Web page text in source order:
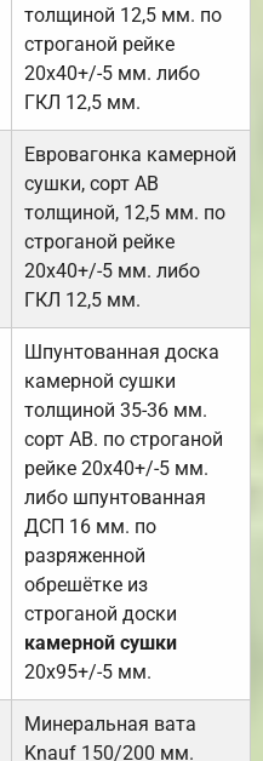
толщиной 12,5 мм. по
строганой рейке
20х40+/-5 мм. либо
ГКЛ 12,5 мм.
Евровагонка камерной
сушки, сорт АВ
толщиной, 12,5 мм. по
строганой рейке
20х40+/-5 мм. либо
ГКЛ 12,5 мм.
Шпунтованная доска
камерной сушки
толщиной 35-36 мм.
сорт АВ. по строганой
рейке 20х40+/-5 мм.
либо шпунтованная
ДСП 16 мм. по
разряженной
обрешётке из
строганой доски
камерной сушки
20х95+/-5 мм.
Минеральная вата
Knauf 150/200 мм.